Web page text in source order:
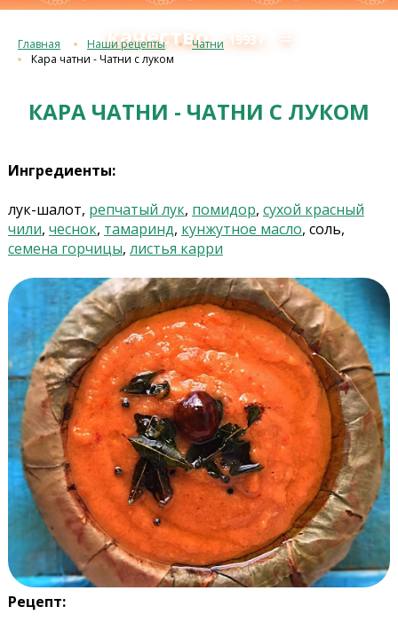
качествос 1993 г. ≡
Главная Наши рецепты
Чатни
Кара чатни - Чатни с луком
КАРА ЧАТНИ - ЧАТНИ С ЛУКОМ
Ингредиенты:
лук-шалот, репчатый лук, помидор, сухой красный
чили, чеснок, тамаринд, кунжутное масло, соль,
семена горчицы, листья карри
Рецепт: